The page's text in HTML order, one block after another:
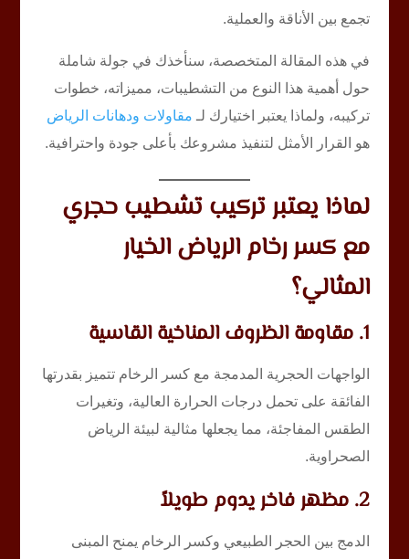
تجمع بين الأناقة والعملية.
في هذه المقالة المتخصصة، سنأخذك في جولة شاملة
حول أهمية هذا النوع من التشطيبات، مميزاته، خطوات
تركيبه، ولماذا يعتبر اختيارك لـ مقاولات ودهانات الرياض
هو القرار الأمثل لتنفيذ مشروعك بأعلى جودة واحترافية.
لماذا يعتبر تركيب تشطيب حجري
مع كسر رخام الرياض الخيار
المثالي؟
1. مقاومة الظروف المناخية القاسية
الواجهات الحجرية المدمجة مع كسر الرخام تتميز بقدرتها
الفائقة على تحمل درجات الحرارة العالية، وتغيرات
الطقس المفاجئة، مما يجعلها مثالية لبيئة الرياض
الصحراوية.
2. مظهر فاخر يدوم طويلاً
الدمج بين الحجر الطبيعي وكسر الرخام يمنح المبنى